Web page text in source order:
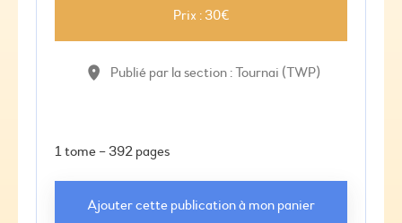
Prix : 30€
Publié par la section : Tournai (TWP)
1 tome – 392 pages